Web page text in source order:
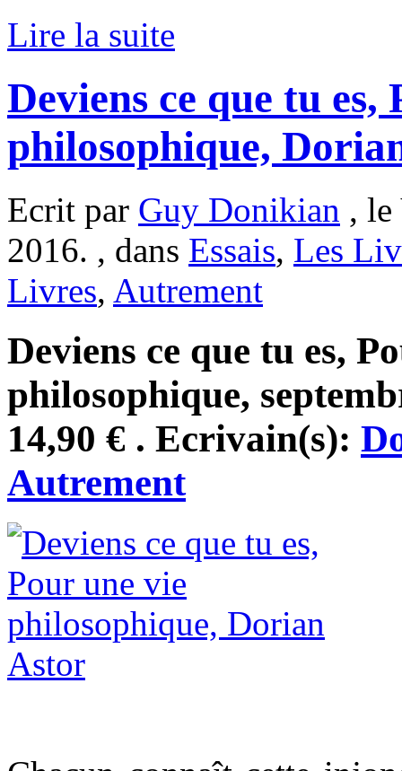
Lire la suite
Deviens ce que tu es,
philosophique,
Ecrit par Guy Donikian , le
2016. , dans Essais, Les
Livres, Autrement
Deviens ce que tu es,
philosophique,
14,90 € . Ecrivain(s):
Autrement